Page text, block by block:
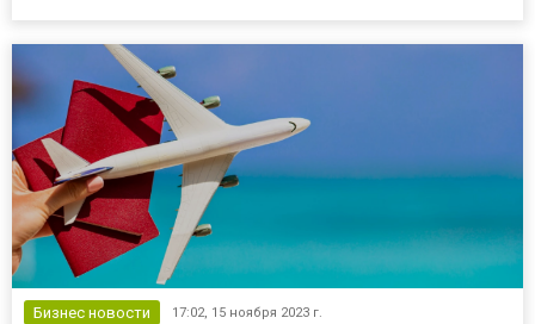
комплексы в «Vip Memor...
Бизнес новости 17:02, 15 ноября 2023 г.